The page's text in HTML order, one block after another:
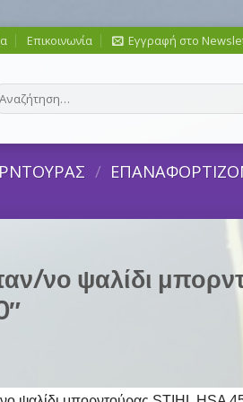
Επικοινωνία Εγγραφή στο
/
νο ψαλίδι